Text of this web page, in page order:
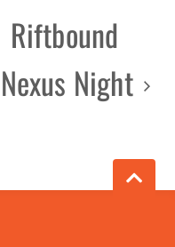
Riftbound
Nexus Night